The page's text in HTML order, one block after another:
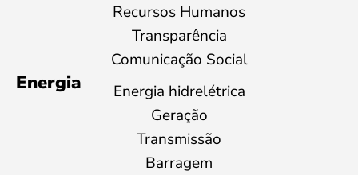
Recursos Humanos
Transparência
Comunicação Social
Energia
Energia hidrelétrica
Geração
Transmissão
Barragem